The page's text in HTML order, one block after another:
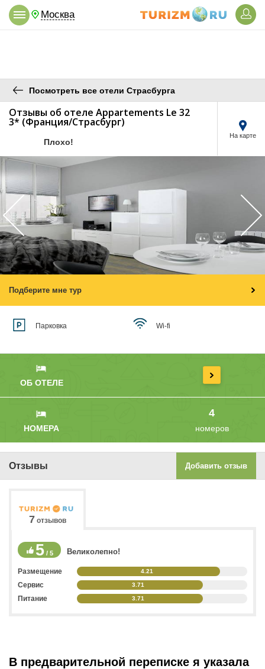
Москва
Посмотреть все отели Страсбурга
Отзывы об отеле Appartements Le 32
3* (Франция/Страсбург)
Плохо!
На карте
Подберите мне тур
Парковка Wi-fi
ОБ ОТЕЛЕ
НОМЕРА
4
номеров
Отзывы Добавить отзыв
7 отзывов
5 / 5 Великолепно!
Размещение 4.21
Сервис 3.71
Питание 3.71
В предварительной переписке я указала